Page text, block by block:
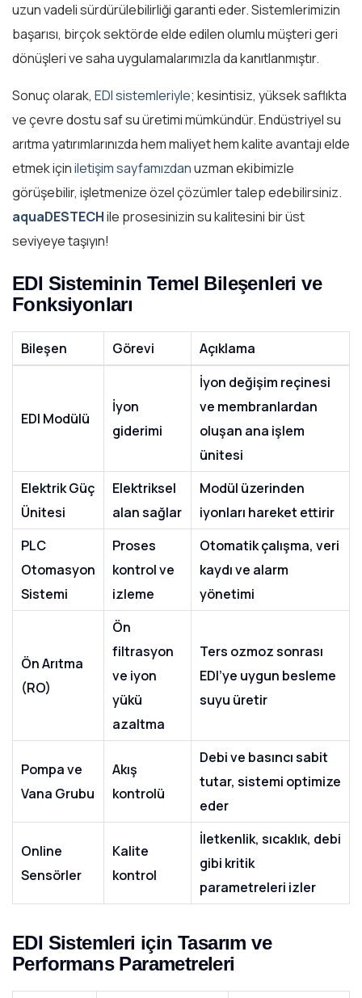
uzun vadeli sürdürülebilirliği garanti eder. Sistemlerimizin
başarısı, birçok sektörde elde edilen olumlu müşteri geri
dönüşleri ve saha uygulamalarımızla da kanıtlanmıştır.
Sonuç olarak, EDI sistemleriyle; kesintisiz, yüksek saflıkta
ve çevre dostu saf su üretimi mümkündür. Endüstriyel su
arıtma yatırımlarınızda hem maliyet hem kalite avantajı elde
etmek içiniletişim sayfamızdanuzman ekibimizle
görüşebilir, işletmenize özel çözümler talep edebilirsiniz.
aquaDESTECHile prosesinizin su kalitesini bir üst
seviyeye taşıyın!
EDI Sisteminin Temel Bileşenleri ve
Fonksiyonları
Bileşen Görevi Açıklama
EDI Modülü
İyon
giderimi
İyon değişim reçinesi
ve membranlardan
oluşan ana işlem
ünitesi
Elektrik Güç
Ünitesi
Elektriksel
alan sağlar
Modül üzerinden
iyonları hareket ettirir
PLC
Otomasyon
Sistemi
Proses
kontrol ve
izleme
Otomatik çalışma, veri
kaydı ve alarm
yönetimi
Ön Arıtma
(RO)
Ön
filtrasyon
ve iyon
yükü
azaltma
Ters ozmoz sonrası
EDI’ye uygun besleme
suyu üretir
Pompa ve
Vana Grubu
Akış
kontrolü
Debi ve basıncı sabit
tutar, sistemi optimize
eder
Online
Sensörler
Kalite
kontrol
İletkenlik, sıcaklık, debi
gibi kritik
parametreleri izler
EDI Sistemleri için Tasarım ve
Performans Parametreleri